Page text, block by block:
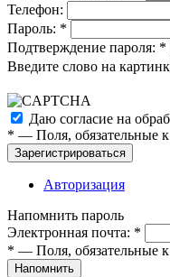
Телефон:
Пароль: *
Подтверждение пароля: *
Введите слово на
Даю согласие на
* — Поля, обязательные
Зарегистрироваться
Авторизация
Напомнить пароль
Электронная почта: *
* — Поля, обязательные
Напомнить